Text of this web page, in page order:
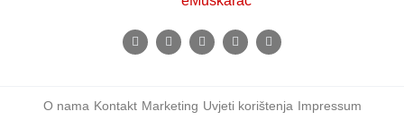
O nama Kontakt Marketing Uvjeti korištenja Impressum